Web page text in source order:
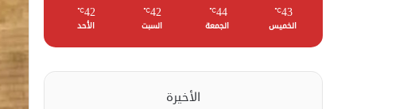
43
℃
الخميس
44
℃
الجمعة
42
℃
السبت
42
℃
الأحد
الأخيرة